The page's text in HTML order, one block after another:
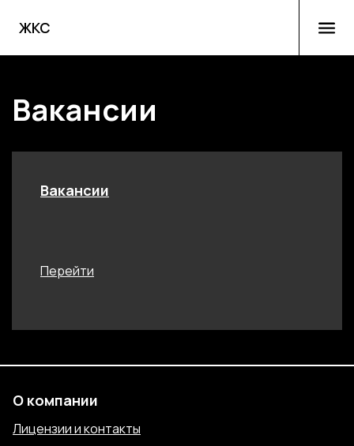
ЖКС
Вакансии
Вакансии
Перейти
О компании
Лицензии и контакты